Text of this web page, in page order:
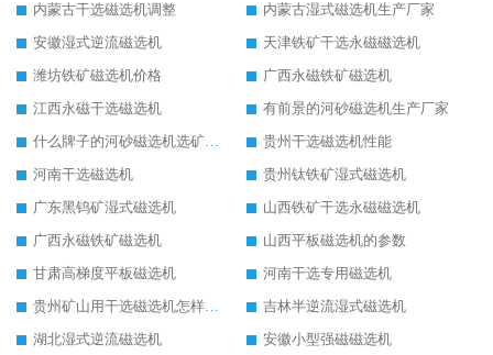
内蒙古干选磁选机调整
内蒙古湿式磁选机生产厂家
安徽湿式逆流磁选机
天津铁矿干选永磁磁选机
潍坊铁矿磁选机价格
广西永磁铁矿磁选机
江西永磁干选磁选机
有前景的河砂磁选机生产厂家
什么牌子的河砂磁选机选矿效果好
贵州干选磁选机性能
河南干选磁选机
贵州钛铁矿湿式磁选机
广东黑钨矿湿式磁选机
山西铁矿干选永磁磁选机
广西永磁铁矿磁选机
山西平板磁选机的参数
甘肃高梯度平板磁选机
河南干选专用磁选机
贵州矿山用干选磁选机怎样调磁
吉林半逆流湿式磁选机
湖北湿式逆流磁选机
安徽小型强磁磁选机